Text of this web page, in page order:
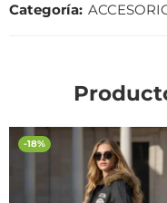
Categoría:
-18%